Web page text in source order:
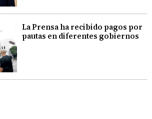
La Prensa ha recibido pagos por
pautas en diferentes gobiernos